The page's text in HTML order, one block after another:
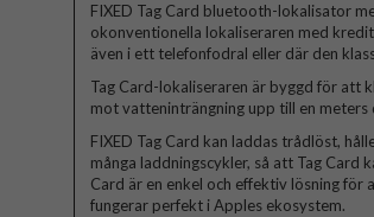
FIXED Tag Card bluetooth-lokalisator
okonventionella lokaliseraren med
även i ett telefonfodral eller där den
Tag Card-lokaliseraren är byggd för att
mot vatteninträngning upp till en
FIXED Tag Card kan laddas trådlöst,
många laddningscykler, så att Tag Card
Card är en enkel och effektiv lösning
fungerar perfekt i Apples ekosystem.